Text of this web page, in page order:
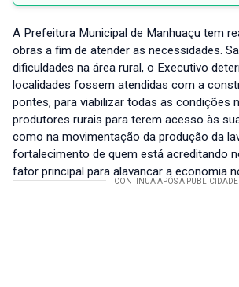
A Prefeitura Municipal de Manhuaçu tem
obras a fim de atender as necessidades.
dificuldades na área rural, o Executivo
localidades fossem atendidas com a
pontes, para viabilizar todas as condições
produtores rurais para terem acesso às
como na movimentação da produção da
fortalecimento de quem está acreditando
fator principal para alavancar a economia